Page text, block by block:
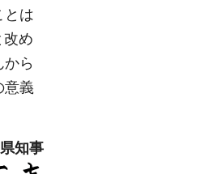
とは
改め
ら
意義
知事